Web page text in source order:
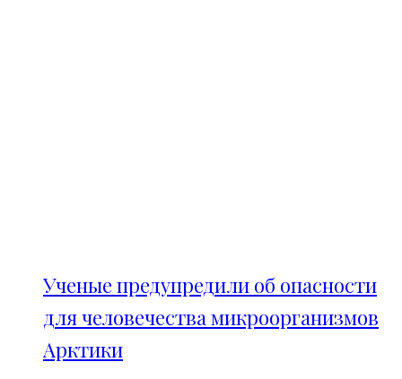
Ученые предупредили об опасности
для человечества микроорганизмов
Арктики